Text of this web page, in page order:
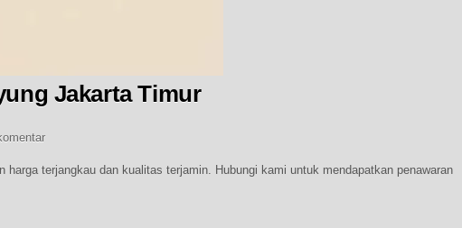
Jakarta Timur
Kitchen
terjangkau dan kualitas terjamin. Hubungi kami untuk mendapatkan penawaran